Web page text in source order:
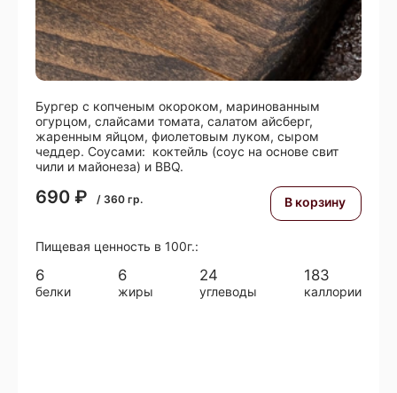
Бургер с копченым окороком, маринованным
огурцом, слайсами томата, салатом айсберг,
жаренным яйцом, фиолетовым луком, сыром
чеддер. Соусами: коктейль (соус на основе свит
чили и майонеза) и BBQ.
690 ₽ / 360 гр. В корзину
Пищевая ценность в 100г.:
6
белки
6
жиры
24
углеводы
183
каллории